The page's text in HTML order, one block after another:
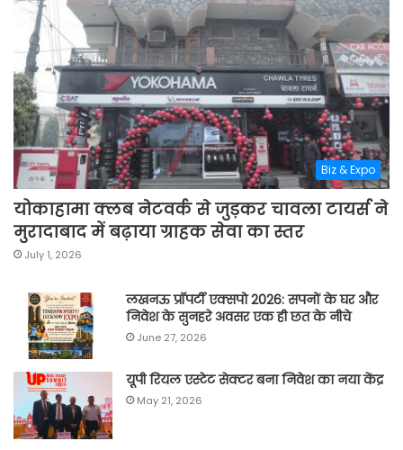
Biz & Expo
योकाहामा क्लब नेटवर्क से जुड़कर चावला टायर्स ने
मुरादाबाद में बढ़ाया ग्राहक सेवा का स्तर
July 1, 2026
लखनऊ प्रॉपर्टी एक्सपो 2026: सपनों के घर और
निवेश के सुनहरे अवसर एक ही छत के नीचे
June 27, 2026
यूपी रियल एस्टेट सेक्टर बना निवेश का नया केंद्र
May 21, 2026